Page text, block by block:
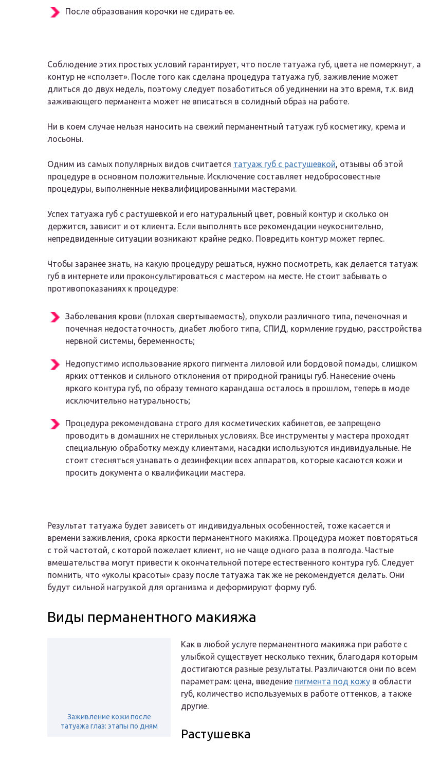
После образования корочки не сдирать ее.
Соблюдение этих простых условий гарантирует, что после татуажа губ, цвета не померкнут, а
контур не «сползет». После того как сделана процедура татуажа губ, заживление может
длиться до двух недель, поэтому следует позаботиться об уединении на это время, т.к. вид
заживающего перманента может не вписаться в солидный образ на работе.
Ни в коем случае нельзя наносить на свежий перманентный татуаж губ косметику, крема и
лосьоны.
Одним из самых популярных видов считается татуаж губ с растушевкой, отзывы об этой
процедуре в основном положительные. Исключение составляет недобросовестные
процедуры, выполненные неквалифицированными мастерами.
Успех татуажа губ с растушевкой и его натуральный цвет, ровный контур и сколько он
держится, зависит и от клиента. Если выполнять все рекомендации неукоснительно,
непредвиденные ситуации возникают крайне редко. Повредить контур может герпес.
Чтобы заранее знать, на какую процедуру решаться, нужно посмотреть, как делается татуаж
губ в интернете или проконсультироваться с мастером на месте. Не стоит забывать о
противопоказаниях к процедуре:
Заболевания крови (плохая свертываемость), опухоли различного типа, печеночная и
почечная недостаточность, диабет любого типа, СПИД, кормление грудью, расстройства
нервной системы, беременность;
Недопустимо использование яркого пигмента лиловой или бордовой помады, слишком
ярких оттенков и сильного отклонения от природной границы губ. Нанесение очень
яркого контура губ, по образу темного карандаша осталось в прошлом, теперь в моде
исключительно натуральность;
Процедура рекомендована строго для косметических кабинетов, ее запрещено
проводить в домашних не стерильных условиях. Все инструменты у мастера проходят
специальную обработку между клиентами, насадки используются индивидуальные. Не
стоит стесняться узнавать о дезинфекции всех аппаратов, которые касаются кожи и
просить документа о квалификации мастера.
Результат татуажа будет зависеть от индивидуальных особенностей, тоже касается и
времени заживления, срока яркости перманентного макияжа. Процедура может повторяться
с той частотой, с которой пожелает клиент, но не чаще одного раза в полгода. Частые
вмешательства могут привести к окончательной потере естественного контура губ. Следует
помнить, что «уколы красоты» сразу после татуажа так же не рекомендуется делать. Они
будут сильной нагрузкой для организма и деформируют форму губ.
Виды перманентного макияжа
Заживление кожи после
татуажа глаз: этапы по дням
Как в любой услуге перманентного макияжа при работе с
улыбкой существует несколько техник, благодаря которым
достигаются разные результаты. Различаются они по всем
параметрам: цена, введение пигмента под кожу в области
губ, количество используемых в работе оттенков, а также
другие.
Растушевка